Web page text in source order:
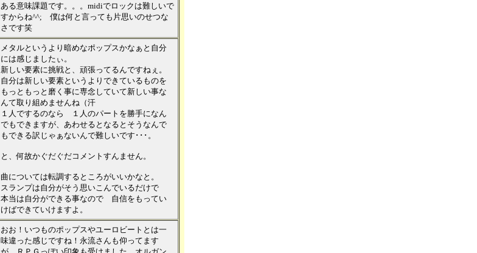
ある意味課題です。。。midiでロックは難しいで
すからね^^; 僕は何と言っても片思いのせつな
さです笑
メタルというより暗めなポップスかなぁと自分
には感じましたぃ。
新しい要素に挑戦と、頑張ってるんですねぇ。
自分は新しい要素というよりできているものを
もっともっと磨く事に専念していて新しい事な
んて取り組めませんね（汗
１人でするのなら １人のパートを勝手になん
でもできますが、あわせるとなるとそうなんで
もできる訳じゃぁないんで難しいです･･･。
と、何故かぐだぐだコメントすんません。
曲については転調するところがいいかなと。
スランプは自分がそう思いこんでいるだけで
本当は自分ができる事なので 自信をもってい
けばできていけますよ。
おお！いつものポップスやユーロビートとは一
味違った感じですね！永流さんも仰ってます